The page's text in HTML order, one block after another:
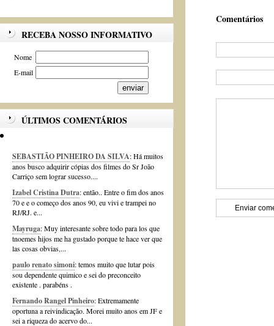
RECEBA NOSSO INFORMATIVO
Nome
E-mail
ÚLTIMOS COMENTÁRIOS
SEBASTIÃO PINHEIRO DA SILVA: Há muitos
anos busco adquirir cópias dos filmes do Sr João
Carriço sem lograr sucesso....
Izabel Cristina Dutra: então.. Entre o fim dos anos
70 e e o começo dos anos 90, eu vivi e trampei no
RJ/RJ. e...
Mayruga: Muy interesante sobre todo para los que
tnoemes hijos me ha gustado porque te hace ver que
las cosas obvias,...
paulo renato simoni: temos muito que lutar pois
sou dependente quimico e sei do preconceito
existente . parabéns .
Fernando Rangel Pinheiro: Extremamente
oportuna a reivindicação. Morei muito anos em JF e
sei a riqueza do acervo do...
Comentários